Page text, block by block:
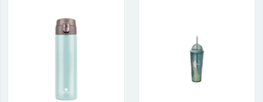
phép in được trên nhiều chất liệu như nhựa, kim loại,
thủy tinh với độ bền cao và màu sắc tươi sáng. Ưu điểm
của phương pháp này là khô nhanh, thân thiện môi
trường, độ bám dính tốt và có thể tạo các hiệu ứng nổi
3D, phù hợp cho các sản phẩm quà tặng như bút, móc
khóa, USB hay ly cốc cao cấp.